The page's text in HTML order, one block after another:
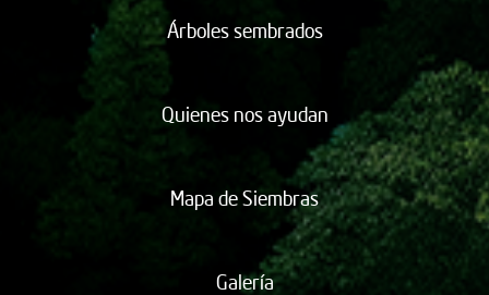
Árboles sembrados
Quienes nos ayudan
Mapa de Siembras
Galería